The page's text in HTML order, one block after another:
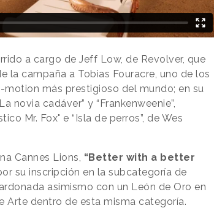
a cargo de Jeff Low, de Revolver, que
la campaña a Tobias Fouracre, uno de los
más prestigioso del mundo; en su
novia cadáver” y “Frankenweenie”,
Mr. Fox" e “Isla de perros”, de Wes
Cannes Lions, “Better with a better
su inscripción en la subcategoría de
asimismo con un León de Oro en
Arte dentro de esta misma categoría.